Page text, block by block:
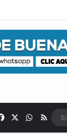
Facebook RSS